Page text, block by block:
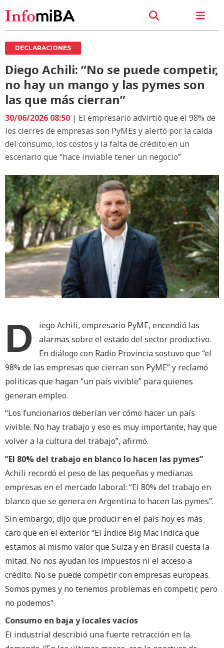
DECLARACIONES
Diego Achili: “No se puede competir,
no hay un mango y las pymes son
las que más cierran”
30/06/2026 08:50 | El empresario advirtió que el 98% de
los cierres de empresas son PyMEs y alertó por la caída
del consumo, los costos y la falta de crédito en un
escenario que “hace inviable tener un negocio”
D
iego Achili, empresario PyME, encendió las
alarmas sobre el estado del sector productivo.
En diálogo con Radio Provincia sostuvo que “el
98% de las empresas que cierran son PyME” y reclamó
políticas que hagan “un país vivible” para quienes
generan empleo.
“Los funcionarios deberían ver cómo hacer un país
vivible. No hay trabajo y eso es muy importante, hay que
volver a la cultura del trabajo”, afirmó.
“El 80% del trabajo en blanco lo hacen las pymes”
Achili recordó el peso de las pequeñas y medianas
empresas en el mercado laboral: “El 80% del trabajo en
blanco que se genera en Argentina lo hacen las pymes”.
Sin embargo, dijo que producir en el país hoy es más
caro que en el exterior. “El Índice Big Mac indica que
estamos al mismo valor que Suiza y en Brasil cuesta la
mitad. No nos ayudan los impuestos ni el acceso a
crédito. No se puede competir con empresas europeas.
Somos pymes y no tenemos problemas en competir, pero
no podemos”.
Consumo en baja y locales vacíos
El industrial describió una fuerte retracción en la